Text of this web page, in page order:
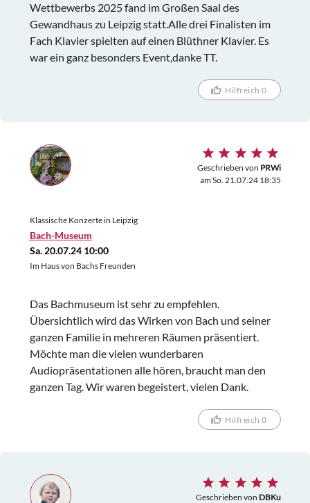
Wettbewerbs 2025 fand im Großen Saal des
Gewandhaus zu Leipzig statt.Alle drei Finalisten im
Fach Klavier spielten auf einen Blüthner Klavier. Es
war ein ganz besonders Event,danke TT.
Hilfreich 0
Geschrieben von PRWi
am So. 21.07.24 18:35
Klassische Konzerte in Leipzig
Bach-Museum
Sa. 20.07.24 10:00
Im Haus von Bachs Freunden
Das Bachmuseum ist sehr zu empfehlen.
Übersichtlich wird das Wirken von Bach und seiner
ganzen Familie in mehreren Räumen präsentiert.
Möchte man die vielen wunderbaren
Audiopräsentationen alle hören, braucht man den
ganzen Tag. Wir waren begeistert, vielen Dank.
Hilfreich 0
Geschrieben von DBKu